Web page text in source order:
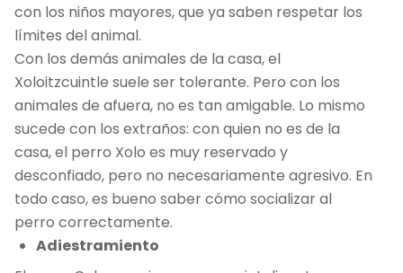
con los niños mayores, que ya saben respetar los
límites del animal.
Con los demás animales de la casa, el
Xoloitzcuintle suele ser tolerante. Pero con los
animales de afuera, no es tan amigable. Lo mismo
sucede con los extraños: con quien no es de la
casa, el perro Xolo es muy reservado y
desconfiado, pero no necesariamente agresivo. En
todo caso, es bueno saber cómo socializar al
perro correctamente.
Adiestramiento